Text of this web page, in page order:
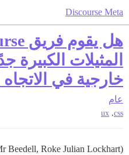
Discourse Meta
المثيلات الكبيرة
خارجية في
عام
css
,
ux
Beedell, Roke Julian Lockhart)